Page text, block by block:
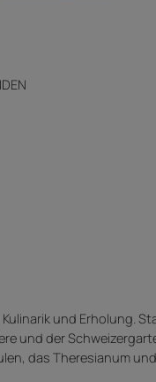
und Erholung.
und der
das Theresianum